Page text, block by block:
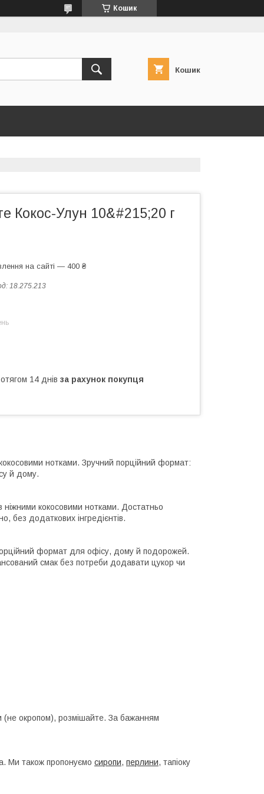
Кошик
Кошик
Кокос-Улун 10&#215;20 г
на сайті — 400 ₴
18.275.213
14 днів за рахунок покупця
нотками. Зручний порційний формат:
й дому.
ніжними кокосовими нотками. Достатньо
без додаткових інгредієнтів.
формат для офісу, дому й подорожей.
смак без потреби додавати цукор чи
(не окропом), розмішайте. За бажанням
Ми також пропонуємо сиропи, перлини, тапіоку